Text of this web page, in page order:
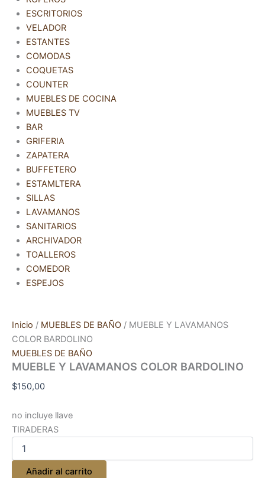
ESCRITORIOS
VELADOR
ESTANTES
COMODAS
COQUETAS
COUNTER
MUEBLES DE COCINA
MUEBLES TV
BAR
GRIFERIA
ZAPATERA
BUFFETERO
ESTAMLTERA
SILLAS
LAVAMANOS
SANITARIOS
ARCHIVADOR
TOALLEROS
COMEDOR
ESPEJOS
Inicio / MUEBLES DE BAÑO / MUEBLE Y LAVAMANOS
COLOR BARDOLINO
MUEBLES DE BAÑO
MUEBLE Y LAVAMANOS COLOR BARDOLINO
$150,00
no incluye llave
TIRADERAS
Añadir al carrito